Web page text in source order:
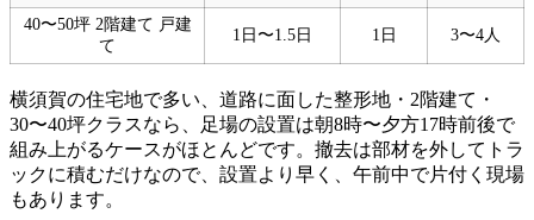
40〜50坪 2階建て 戸建
て
1日〜1.5日 1日 3〜4人
横須賀の住宅地で多い、道路に面した整形地・2階建て・
30〜40坪クラスなら、足場の設置は朝8時〜夕方17時前後で
組み上がるケースがほとんどです。撤去は部材を外してトラ
ックに積むだけなので、設置より早く、午前中で片付く現場
もあります。